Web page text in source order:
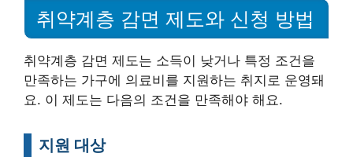
취약계층 감면 제도와 신청 방법
취약계층 감면 제도는 소득이 낮거나 특정 조건을
만족하는 가구에 의료비를 지원하는 취지로 운영돼
요. 이 제도는 다음의 조건을 만족해야 해요.
지원 대상